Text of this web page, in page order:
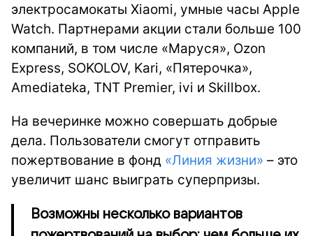
электросамокаты Xiaomi, умные часы Apple
Watch. Партнерами акции стали больше 100
компаний, в том числе «Маруся», Ozon
Express, SOKOLOV, Kari, «Пятерочка»,
Amediateka, TNT Premier, ivi и Skillbox.
На вечеринке можно совершать добрые
дела. Пользователи смогут отправить
пожертвование в фонд «Линия жизни» – это
увеличит шанс выиграть суперпризы.
Возможны несколько вариантов